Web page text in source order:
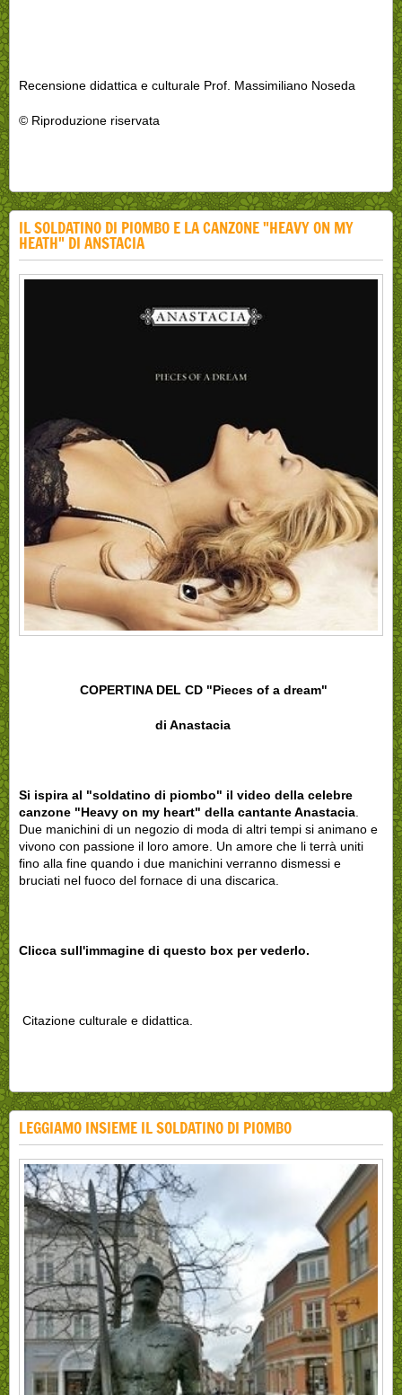
Recensione didattica e culturale Prof. Massimiliano Noseda
© Riproduzione riservata
IL SOLDATINO DI PIOMBO E LA CANZONE "HEAVY ON MY
HEATH" DI ANSTACIA
COPERTINA DEL CD "Pieces of a dream"
di Anastacia
Si ispira al "soldatino di piombo" il video della celebre
canzone "Heavy on my heart" della cantante Anastacia.
Due manichini di un negozio di moda di altri tempi si animano e
vivono con passione il loro amore. Un amore che li terrà uniti
fino alla fine quando i due manichini verranno dismessi e
bruciati nel fuoco del fornace di una discarica.
Clicca sull'immagine di questo box per vederlo.
Citazione culturale e didattica.
LEGGIAMO INSIEME IL SOLDATINO DI PIOMBO